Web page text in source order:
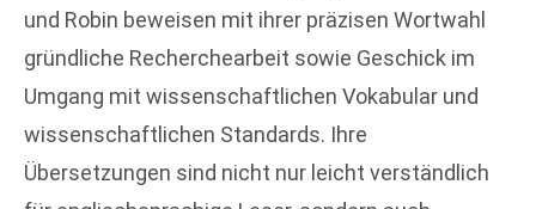
und Robin beweisen mit ihrer präzisen Wortwahl
gründliche Recherchearbeit sowie Geschick im
Umgang mit wissenschaftlichen Vokabular und
wissenschaftlichen Standards. Ihre
Übersetzungen sind nicht nur leicht verständlich